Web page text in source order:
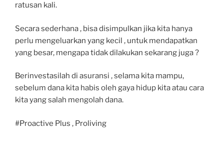
ratusan kali.
Secara sederhana , bisa disimpulkan jika kita hanya
perlu mengeluarkan yang kecil , untuk mendapatkan
yang besar, mengapa tidak dilakukan sekarang juga ?
Berinvestasilah di asuransi , selama kita mampu,
sebelum dana kita habis oleh gaya hidup kita atau cara
kita yang salah mengolah dana.
#Proactive Plus , Proliving